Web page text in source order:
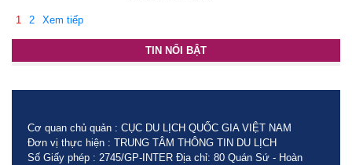
1 2 Xem tiếp
TIN NỔI BẬT
Cơ quan chủ quản : CỤC DU LỊCH QUỐC GIA VIỆT NAM
Đơn vị thực hiện : TRUNG TÂM THÔNG TIN DU LỊCH
Số Giấy phép : 2745/GP-INTER Địa chỉ: 80 Quán Sứ - Hoàn